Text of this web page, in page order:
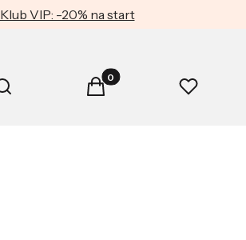
Klub VIP: -20% na start
Otwórz wyszukiwarkę
Szukaj Produkty w koszyku: 0.
Koszyk Ulubione